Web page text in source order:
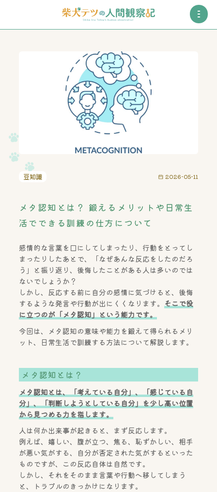
豆知識 2026-05-11
メタ認知とは？ 鍛えるメリットや日常生
活でできる訓練の仕方について
感情的な言葉を口にしてしまったり、行動をとってし
まったりしたあとで、「なぜあんな反応をしたのだろ
う」と振り返り、後悔したことがある人は多いのでは
ないでしょうか？
しかし、反応する前に自分の感情に気づけると、後悔
するような発言や行動が出にくくなります。 そこで役
に立つのが「メタ認知」という能力です。
今回は、メタ認知の意味や能力を鍛えて得られるメリ
ット、日常生活で訓練する方法について解説します。
メタ認知とは？
メタ認知とは、「考えている自分」、「感じている自
分」、「判断しようとしている自分」を少し高い位置
から見つめる力を指します。
人は何か出来事が起きると、まず反応します。
例えば、嬉しい、腹が立つ、焦る、恥ずかしい、相手
が悪い気がする、自分が否定された気がするといった
ものですが、この反応自体は自然です。
しかし、それをそのまま言葉や行動へ移してしまう
と、トラブルのきっかけになります。